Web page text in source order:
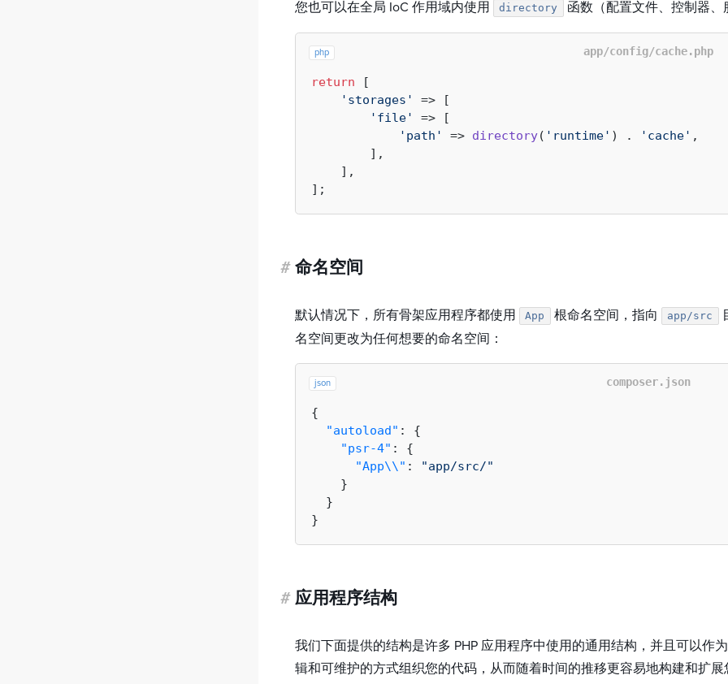
您也可以在全局 IoC 作用域内使用 directory 函数（配置文件、控制器、
php app/config/cache.php
return [
'storages'
=> [
'file'
=> [
'path'
=> directory( 'runtime' ) . 'cache' ,
        ],
    ],
# 命名空间
默认情况下，所有骨架应用程序都使用 App 根命名空间，指向 app/src
名空间更改为任何想要的命名空间：
json composer.json
{
"autoload" :
{
"psr-4" :
{
"App\\" :
"app/src/"
}
}
}
# 应用程序结构
我们下面提供的结构是许多 PHP 应用程序中使用的通用结构，并且可以作
辑和可维护的方式组织您的代码，从而随着时间的推移更容易地构建和扩